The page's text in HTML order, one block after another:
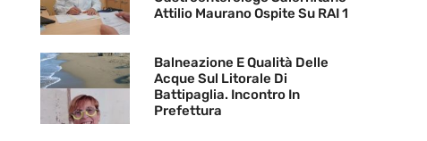
Attilio Maurano Ospite Su RAI 1
Balneazione E Qualità Delle
Acque Sul Litorale Di
Battipaglia. Incontro In
Prefettura